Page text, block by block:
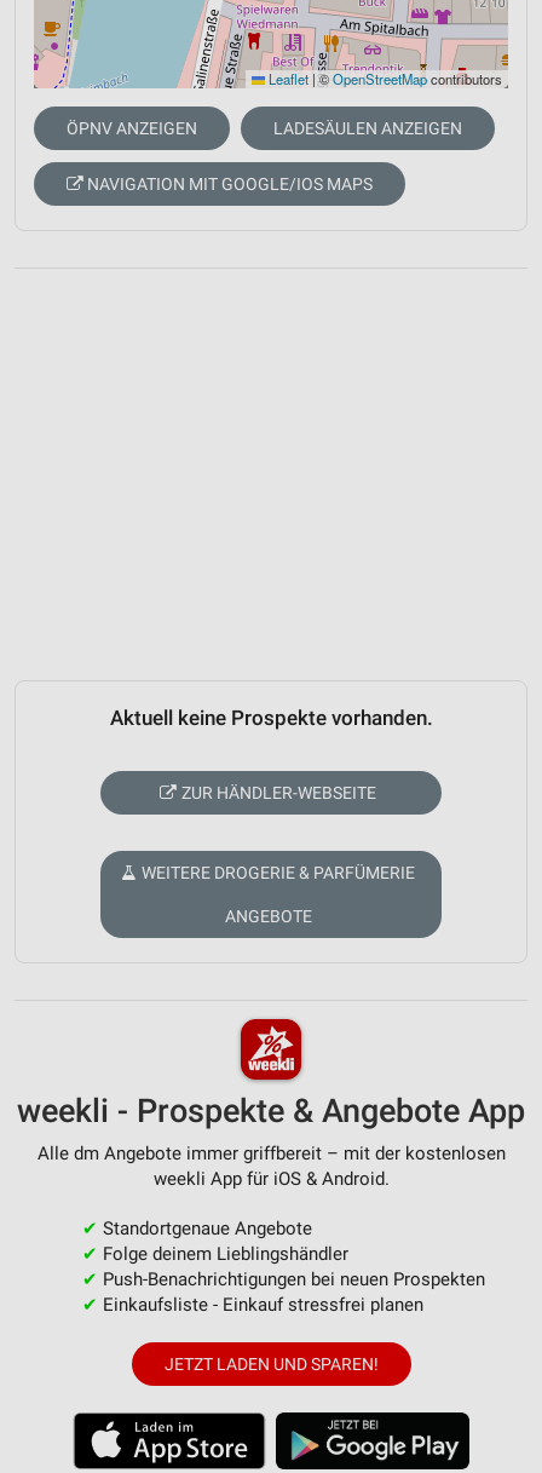
Leaflet |©OpenStreetMapcontributors
ÖPNV ANZEIGEN LADESÄULEN ANZEIGEN
NAVIGATION MIT GOOGLE/IOS MAPS
Aktuell keine Prospekte vorhanden.
ZUR HÄNDLER-WEBSEITE
WEITERE DROGERIE & PARFÜMERIE
ANGEBOTE
weekli - Prospekte & Angebote App
Alle dm Angebote immer griffbereit – mit der kostenlosen
weekli App für iOS & Android.
✔ Standortgenaue Angebote
✔ Folge deinem Lieblingshändler
✔ Push-Benachrichtigungen bei neuen Prospekten
✔ Einkaufsliste - Einkauf stressfrei planen
JETZT LADEN UND SPAREN!